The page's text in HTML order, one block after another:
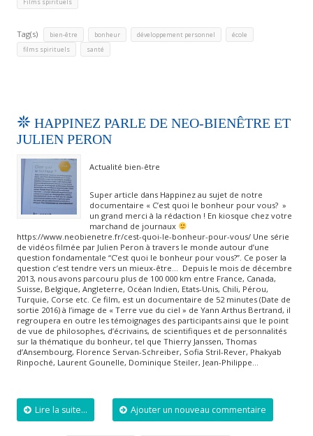
Films spirituels
Tag(s) bien-être bonheur développement personnel école
films spirituels santé
HAPPINEZ PARLE DE NEO-BIENÊTRE ET
JULIEN PERON
Actualité bien-être
Super article dans Happinez au sujet de notre
documentaire « C’est quoi le bonheur pour vous? »
un grand merci à la rédaction ! En kiosque chez votre
marchand de journaux
https://www.neobienetre.fr/cest-quoi-le-bonheur-pour-vous/ Une série
de vidéos filmée par Julien Peron à travers le monde autour d’une
question fondamentale “C’est quoi le bonheur pour vous?”. Ce poser la
question c’est tendre vers un mieux-être… Depuis le mois de décembre
2013, nous avons parcouru plus de 100 000 km entre France, Canada,
Suisse, Belgique, Angleterre, Océan Indien, Etats-Unis, Chili, Pérou,
Turquie, Corse etc. Ce film, est un documentaire de 52 minutes (Date de
sortie 2016) à l’image de « Terre vue du ciel » de Yann Arthus Bertrand, il
regroupera en outre les témoignages des participants ainsi que le point
de vue de philosophes, d’écrivains, de scientifiques et de personnalités
sur la thématique du bonheur, tel que Thierry Janssen, Thomas
d’Ansembourg, Florence Servan-Schreiber, Sofia Stril-Rever, Phakyab
Rinpoché, Laurent Gounelle, Dominique Steiler, Jean-Philippe…
Lire la suite... Ajouter un nouveau commentaire